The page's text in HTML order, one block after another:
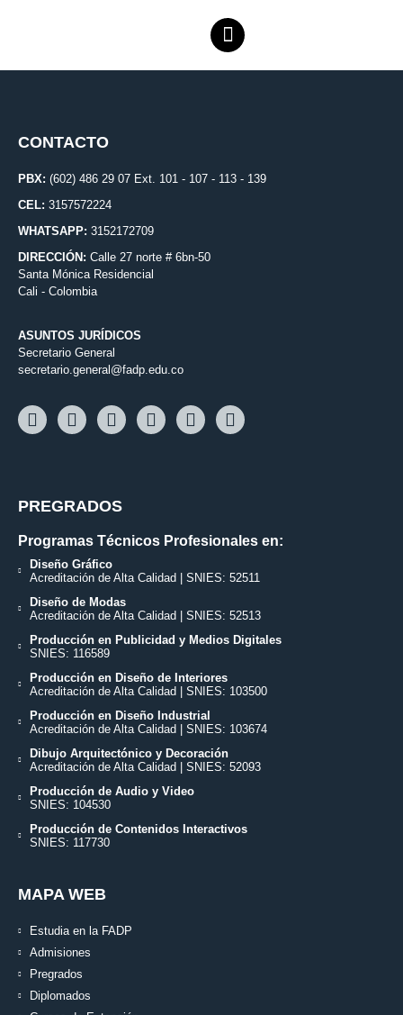
CONTACTO
PBX: (602) 486 29 07 Ext. 101 - 107 - 113 - 139
CEL: 3157572224
WHATSAPP: 3152172709
DIRECCIÓN: Calle 27 norte # 6bn-50
Santa Mónica Residencial
Cali - Colombia
ASUNTOS JURÍDICOS
Secretario General
secretario.general@fadp.edu.co
PREGRADOS
Programas Técnicos Profesionales en:
Diseño Gráfico
Acreditación de Alta Calidad | SNIES: 52511
Diseño de Modas
Acreditación de Alta Calidad | SNIES: 52513
Producción en Publicidad y Medios Digitales
SNIES: 116589
Producción en Diseño de Interiores
Acreditación de Alta Calidad | SNIES: 103500
Producción en Diseño Industrial
Acreditación de Alta Calidad | SNIES: 103674
Dibujo Arquitectónico y Decoración
Acreditación de Alta Calidad | SNIES: 52093
Producción de Audio y Video
SNIES: 104530
Producción de Contenidos Interactivos
SNIES: 117730
MAPA WEB
Estudia en la FADP
Admisiones
Pregrados
Diplomados